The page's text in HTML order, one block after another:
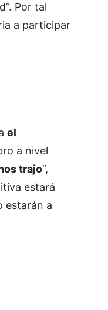
Por tal
a participar
el
a nivel
trajo”,
estará
estarán a